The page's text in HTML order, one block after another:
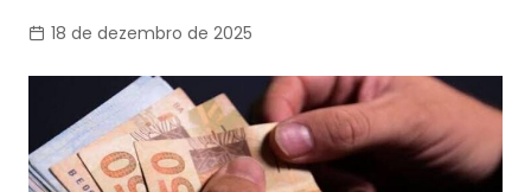
18 de dezembro de 2025